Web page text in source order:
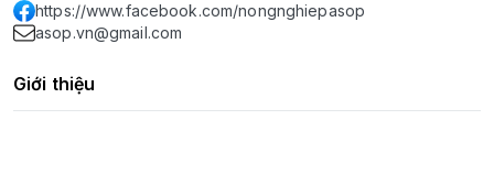
https://www.facebook.com/nongnghiepasop
asop.vn@gmail.com
Giới thiệu